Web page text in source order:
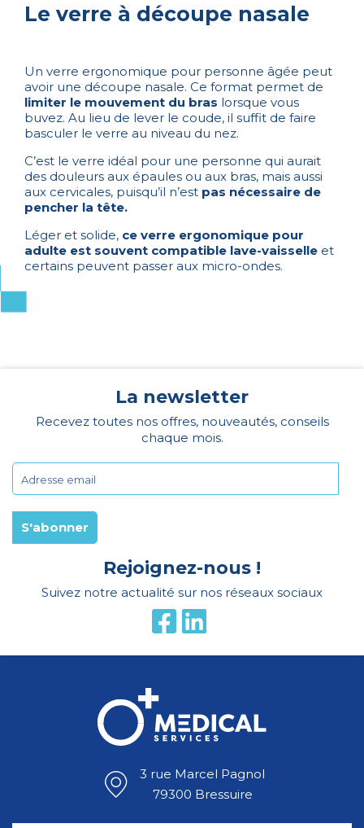
Le verre à découpe nasale
Un verre ergonomique pour personne âgée peut
avoir une découpe nasale. Ce format permet de
limiter le mouvement du bras lorsque vous
buvez. Au lieu de lever le coude, il suffit de faire
basculer le verre au niveau du nez.
C’est le verre idéal pour une personne qui aurait
des douleurs aux épaules ou aux bras, mais aussi
aux cervicales, puisqu’il n’est pas nécessaire de
pencher la tête.
Léger et solide, ce verre ergonomique pour
adulte est souvent compatible lave-vaisselle et
certains peuvent passer aux micro-ondes.
La newsletter
Recevez toutes nos offres, nouveautés, conseils
chaque mois.
Rejoignez-nous !
Suivez notre actualité sur nos réseaux sociaux
3 rue Marcel Pagnol
79300 Bressuire